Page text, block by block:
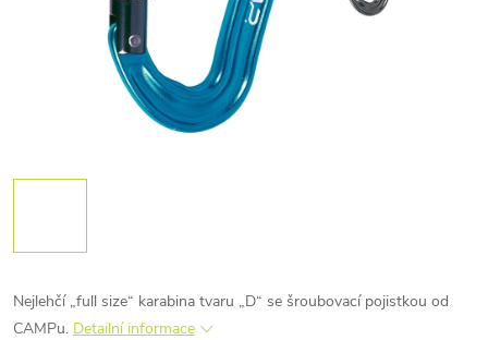
Nejlehčí „full size“ karabina tvaru „D“ se šroubovací pojistkou od
CAMPu. Detailní informace